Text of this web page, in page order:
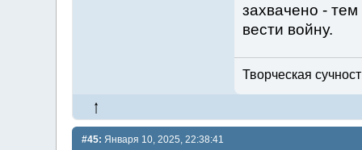
захвачено -
вести войну.
Творческая
#45: Января 10, 2025, 22:38:41